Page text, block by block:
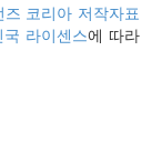
코리아 저작자표
라이센스에 따라